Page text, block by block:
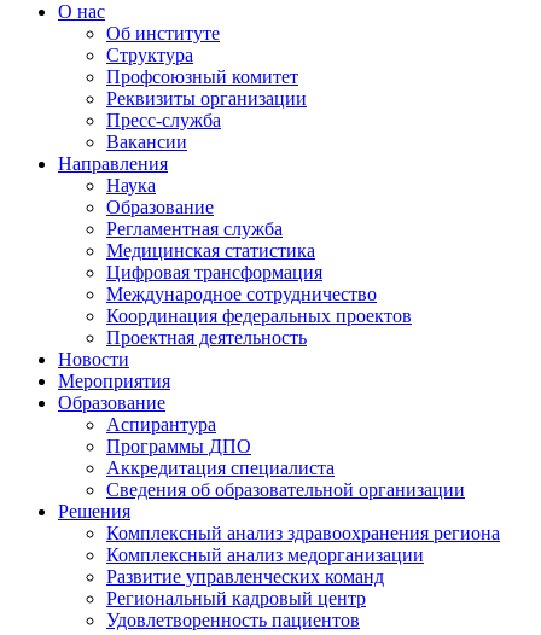
О нас
Об институте
Структура
Профсоюзный комитет
Реквизиты организации
Пресс-служба
Вакансии
Направления
Наука
Образование
Регламентная служба
Медицинская статистика
Цифровая трансформация
Международное сотрудничество
Координация федеральных проектов
Проектная деятельность
Новости
Мероприятия
Образование
Аспирантура
Программы ДПО
Аккредитация специалиста
Сведения об образовательной организации
Решения
Комплексный анализ здравоохранения региона
Комплексный анализ медорганизации
Развитие управленческих команд
Региональный кадровый центр
Удовлетворенность пациентов